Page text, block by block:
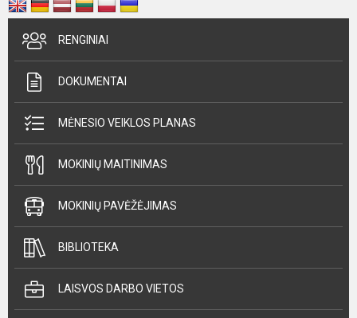
RENGINIAI
DOKUMENTAI
MĖNESIO VEIKLOS PLANAS
MOKINIŲ MAITINIMAS
MOKINIŲ PAVĖŽĖJIMAS
BIBLIOTEKA
LAISVOS DARBO VIETOS